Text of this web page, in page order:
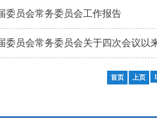
委员会常务委员会工作报告
委员会常务委员会关于四次会议以
首页 上页 1